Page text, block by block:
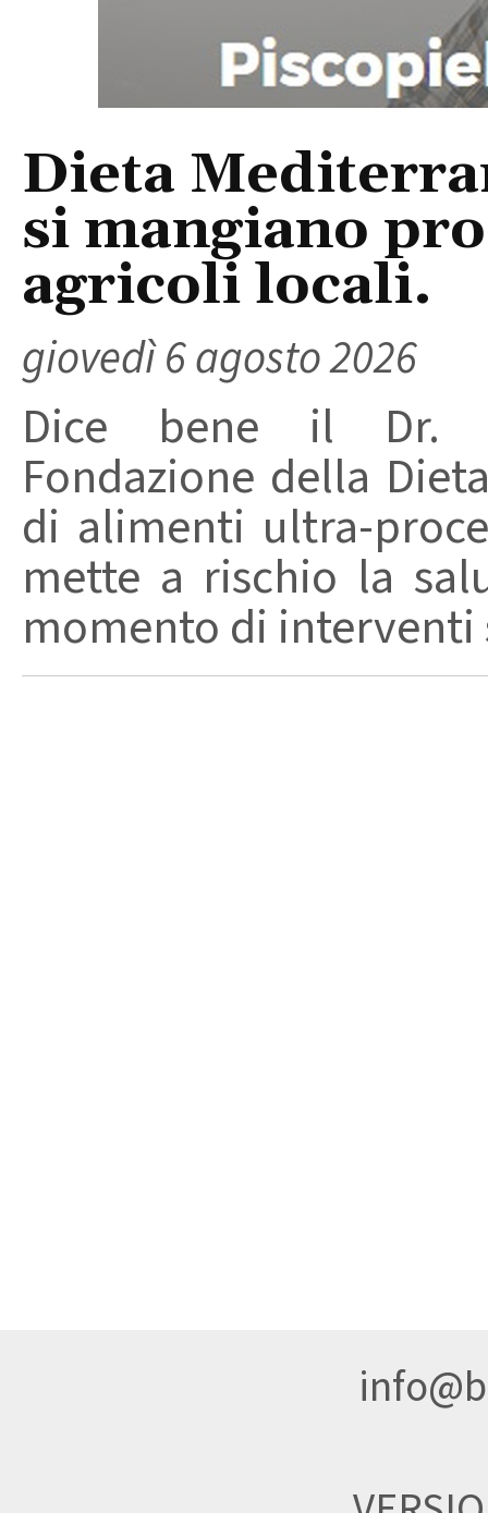
Dieta
si mangiano
agricoli locali.
giovedì 6 agosto 2026
Dice bene il Dr.
Fondazione della
di alimenti ultra-
mette a rischio la
momento di